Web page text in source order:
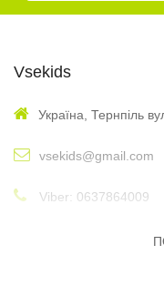
Vsekids
Україна, Тернпіль
vsekids@gmail.com
Viber: 0637864009
: 10:00 - 17:00